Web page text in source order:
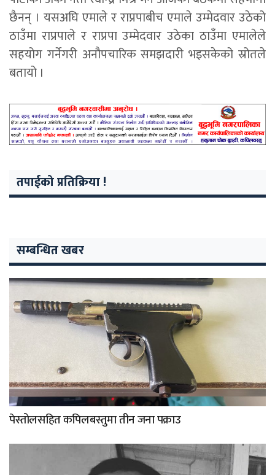
छैनन् । यसअघि एमाले र राप्रपाबीच एमाले उम्मेदवार उठेको
ठाउँमा राप्रपाले र राप्रपा उम्मेदवार उठेका ठाउँमा एमालेले
सहयोग गर्नेगरी अनौपचारिक समझदारी भइसकेको स्रोतले
बतायो ।
तपाईको प्रतिक्रिया !
सम्बन्धित खबर
पेस्तोलसहित कपिलबस्तुमा तीन जना पक्राउ